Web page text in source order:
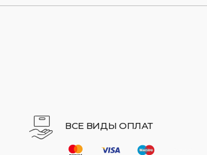
ВСЕ ВИДЫ ОПЛАТ